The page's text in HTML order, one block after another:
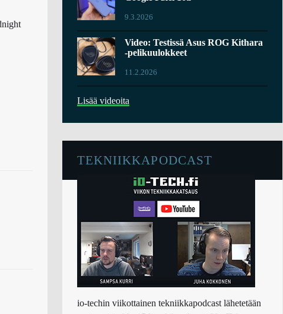
9.3.2026
Video: Testissä Asus ROG Kithara
-pelikuulokkeet
11.2.2026
Lisää videoita
TEKNIIKKAPODCAST
io-techin viikottainen tekniikkapodcast lähetetään